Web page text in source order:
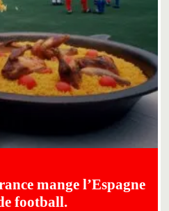
mange l’Espagne
football.